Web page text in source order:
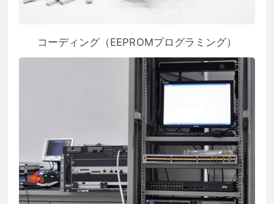
コーディング（EEPROMプログラミング）